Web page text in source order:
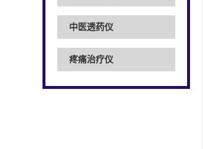
中医透药仪
疼痛治疗仪